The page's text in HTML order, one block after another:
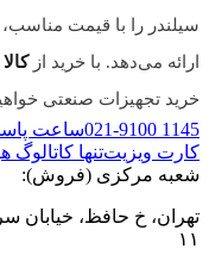
سیلندر را با قیمت
ارائه می‌دهد. با خرید از
خرید تجهیزات صنعتی
021-9100 1145ساعت
کارت ویزیتتنها کاتالوگ
شعبه مرکزی (فروش):
تهران، خ حافظ، خیابان
۱۱